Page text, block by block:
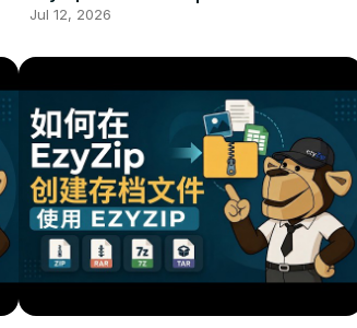
Installation Required
Jul 12, 2026